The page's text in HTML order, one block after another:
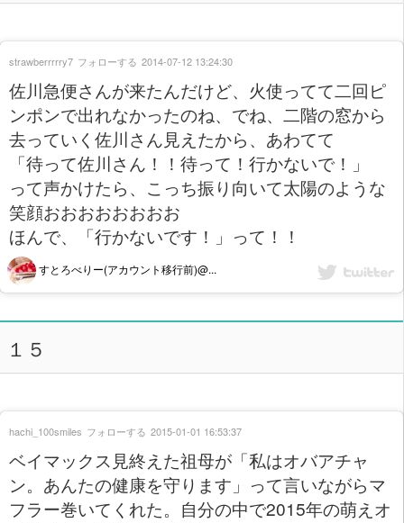
佐川急便さんが来たんだけど、火使ってて二回ピ
ンポンで出れなかったのね、でね、二階の窓から
去っていく佐川さん見えたから、あわてて
「待って佐川さん！！待って！行かないで！」
って声かけたら、こっち振り向いて太陽のような
笑顔おおおおおおおお
ほんで、「行かないです！」って！！
すとろべりー(アカウント移行前)@...
strawberrrrry7 フォローする 2014-07-12 13:24:30
１５
ベイマックス見終えた祖母が「私はオバアチャ
ン。あんたの健康を守ります」って言いながらマ
フラー巻いてくれた。自分の中で2015年の萌えオ
hachi_100smiles フォローする 2015-01-01 16:53:37